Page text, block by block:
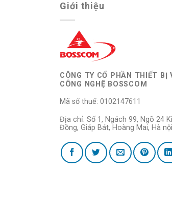
Giới thiệu
CÔNG TY CỔ PHẦN THIẾT BỊ
CÔNG NGHỆ BOSSCOM
Mã số thuế: 0102147611
Địa chỉ: Số 1, Ngách 99, Ngõ 24
Đồng, Giáp Bát, Hoàng Mai, Hà nội